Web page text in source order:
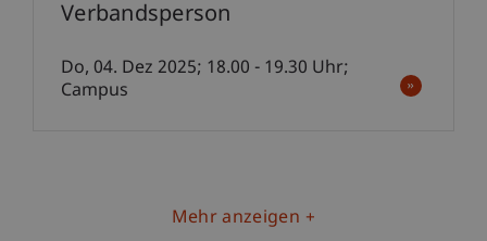
Verbandsperson
Do, 04. Dez 2025; 18.00 - 19.30 Uhr;
Campus
Mehr anzeigen